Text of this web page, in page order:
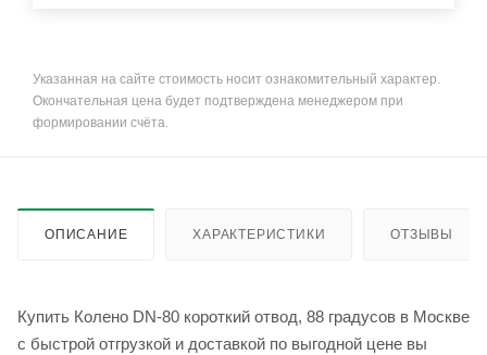
Указанная на сайте стоимость носит ознакомительный характер.
Окончательная цена будет подтверждена менеджером при
формировании счёта.
ОПИСАНИЕ ХАРАКТЕРИСТИКИ ОТЗЫВЫ
Купить Колено DN-80 короткий отвод, 88 градусов в Москве
с быстрой отгрузкой и доставкой по выгодной цене вы